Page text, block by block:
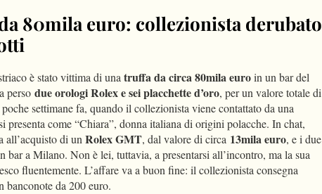
80mila euro: collezionista derubato
è stato vittima di unatruffa da circa 80mila euroin un bar del
perso due orologi Rolex e sei placchette d’oro, per un valore totale di
settimane fa, quando il collezionista viene contattato da una
presenta come “Chiara”, donna italiana di origini polacche. In chat,
all’acquisto di unRolex GMT, dal valore di circa 13mila euro, e i due
bar a Milano. Non è lei, tuttavia, a presentarsi all’incontro, ma la sua
fluentemente. L’affare va a buon fine: il collezionista consegna
banconote da 200 euro.